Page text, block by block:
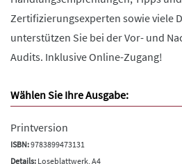
Zertifizierungsexperten sowie viele
unterstützen Sie bei der Vor- und
Audits. Inklusive Online-Zugang!
Wählen Sie Ihre Ausgabe:
Printversion
ISBN:9783899473131
Details: Loseblattwerk, A4